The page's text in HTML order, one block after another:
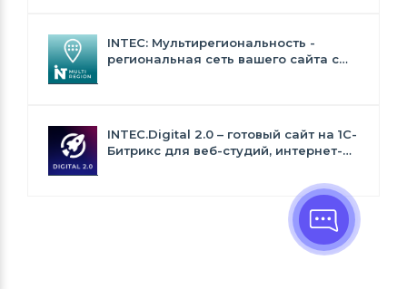
INTEC: Мультирегиональность -
региональная сеть вашего сайта с
INTEC.Digital 2.0 – готовый сайт на 1C-
Битрикс для веб-студий, интернет-